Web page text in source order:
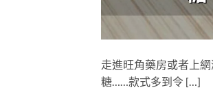
走進旺角藥房或者上
糖……款式多到令 […]